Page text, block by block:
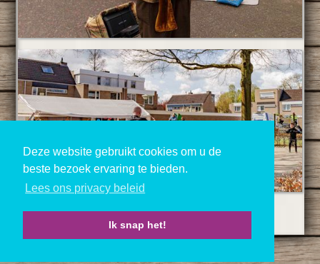
Deze website gebruikt cookies om u de
beste bezoek ervaring te bieden.
Lees ons privacy beleid
Ik snap het!